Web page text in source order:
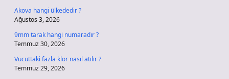
Akova hangi ülkededir ?
Ağustos 3, 2026
9mm tarak hangi numaradır ?
Temmuz 30, 2026
Vücuttaki fazla klor nasıl atılır ?
Temmuz 29, 2026